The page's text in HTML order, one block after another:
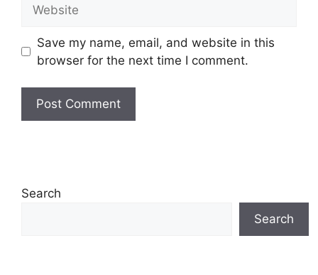
Save my name, email, and website in this
browser for the next time I comment.
Search
Search